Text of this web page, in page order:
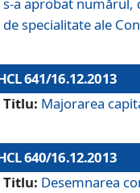
s-a aprobat numărul,
de specialitate ale
641/16.12.2013
Titlu: Majorarea
640/16.12.2013
Titlu: Desemnarea